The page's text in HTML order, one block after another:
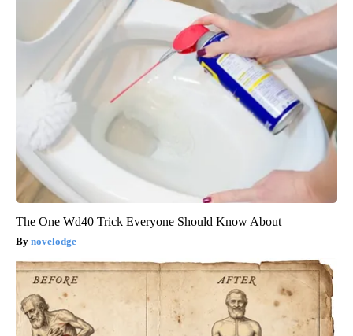
The One Wd40 Trick Everyone Should Know About
novelodge